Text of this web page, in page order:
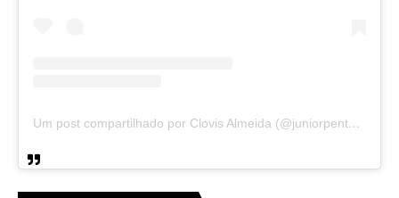
Um post compartilhado por Clovis Almeida (@juniorpentecoste01)